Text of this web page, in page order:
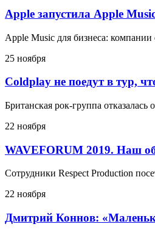
Apple запустила Apple
Apple Music для бизнеса:
25 ноября
Coldplay не поедут в тур,
Британская рок-группа
22 ноября
WAVEFORUM 2019. Наш
Сотрудники Respect Production
22 ноября
Дмитрий Коннов: